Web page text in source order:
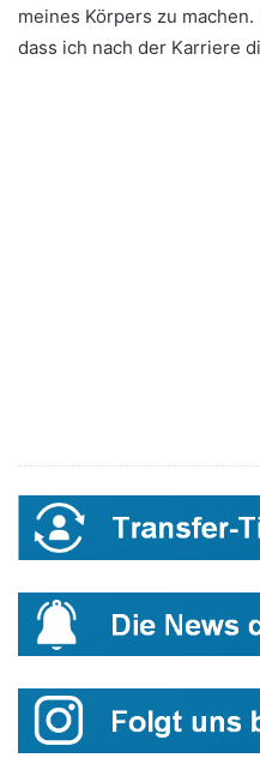
meines Körpers zu
dass ich nach der Karriere